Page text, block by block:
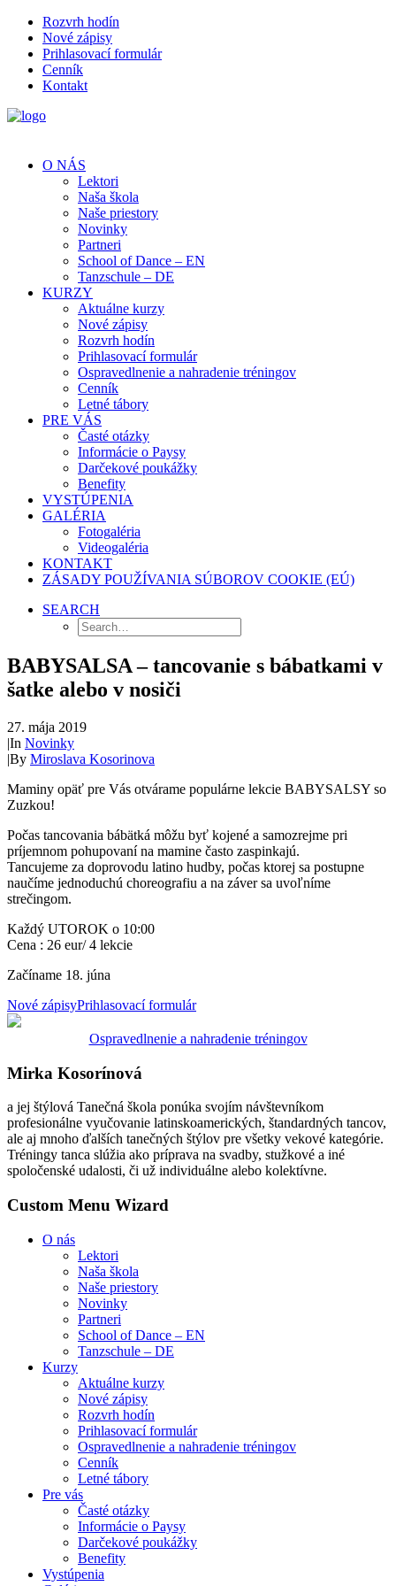
Rozvrh hodín
Nové zápisy
Prihlasovací formulár
Cenník
Kontakt
O NÁS
Lektori
Naša škola
Naše priestory
Novinky
Partneri
School of Dance – EN
Tanzschule – DE
KURZY
Aktuálne kurzy
Nové zápisy
Rozvrh hodín
Prihlasovací formulár
Ospravedlnenie a nahradenie tréningov
Cenník
Letné tábory
PRE VÁS
Časté otázky
Informácie o Paysy
Darčekové poukážky
Benefity
VYSTÚPENIA
GALÉRIA
Fotogaléria
Videogaléria
KONTAKT
ZÁSADY POUŽÍVANIA SÚBOROV COOKIE (EÚ)
SEARCH
BABYSALSA – tancovanie s bábatkami v
šatke alebo v nosiči
27. mája 2019
|In Novinky
|By Miroslava Kosorinova
Maminy opäť pre Vás otvárame populárne lekcie BABYSALSY so
Zuzkou!
Počas tancovania bábätká môžu byť kojené a samozrejme pri
príjemnom pohupovaní na mamine často zaspinkajú.
Tancujeme za doprovodu latino hudby, počas ktorej sa postupne
naučíme jednoduchú choreografiu a na záver sa uvoľníme
strečingom.
Každý UTOROK o 10:00
Cena : 26 eur/ 4 lekcie
Začíname 18. júna
Nové zápisyPrihlasovací formulár
Ospravedlnenie a nahradenie tréningov
Mirka Kosorínová
a jej štýlová Tanečná škola ponúka svojím návštevníkom
profesionálne vyučovanie latinskoamerických, štandardných tancov,
ale aj mnoho ďalších tanečných štýlov pre všetky vekové kategórie.
Tréningy tanca slúžia ako príprava na svadby, stužkové a iné
spoločenské udalosti, či už individuálne alebo kolektívne.
Custom Menu Wizard
O nás
Lektori
Naša škola
Naše priestory
Novinky
Partneri
School of Dance – EN
Tanzschule – DE
Kurzy
Aktuálne kurzy
Nové zápisy
Rozvrh hodín
Prihlasovací formulár
Ospravedlnenie a nahradenie tréningov
Cenník
Letné tábory
Pre vás
Časté otázky
Informácie o Paysy
Darčekové poukážky
Benefity
Vystúpenia